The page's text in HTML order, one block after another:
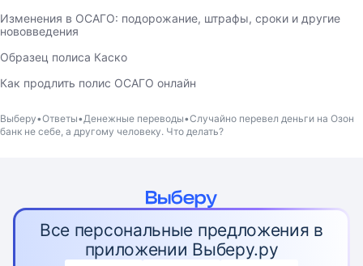
Изменения в ОСАГО: подорожание, штрафы, сроки и другие
нововведения
Образец полиса Каско
Как продлить полис ОСАГО онлайн
Выберу Ответы Денежные переводы Случайно перевел деньги на Озон
банк не себе, а другому человеку. Что делать?
Все персональные предложения в
приложении Выберу.ру